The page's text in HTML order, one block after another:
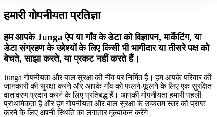
हमारी गोपनीयता प्रतिज्ञा
हम आपके Junga ऐप या गाँव के डेटा को विज्ञापन, मार्केटिंग, या
डेटा संग्रहण के उद्देश्यों के लिए किसी भी भागीदार या तीसरे पक्ष को
बेचते, साझा करते, या प्रकट नहीं करते हैं।
Junga गोपनीयता और बाल सुरक्षा की नींव पर निर्मित है। हम आपके परिवार की
जानकारी की सुरक्षा करने और आपके गाँव को फलने-फूलने के लिए एक सुरक्षित
वातावरण प्रदान करने के लिए प्रतिबद्ध हैं। आपकी गोपनीयता हमारी पहली
प्राथमिकता है और हम गोपनीयता और बाल सुरक्षा के उच्चतम स्तर को प्राप्त
करने के लिए अपनी स्थिति का लगातार मूल्यांकन करेंगे।